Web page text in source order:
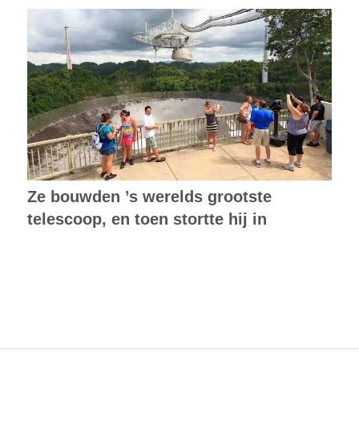
Ze bouwden ’s werelds grootste
telescoop, en toen stortte hij in